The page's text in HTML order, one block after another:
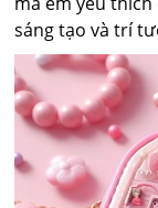
sáng tạo và trí